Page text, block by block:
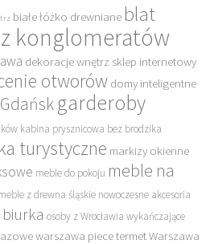
białe łóżko drewniane blat
konglomeratów
dekoracje wnętrz sklep internetowy
otworów domy inteligentne
garderoby
kabina prysznicowa bez brodzika
turystyczne markizy okienne
meble do pokoju meble na
z drewna śląskie nowoczesne akcesoria
osoby z Wrocławia wykańczające
warszawa piece termet Warszawa